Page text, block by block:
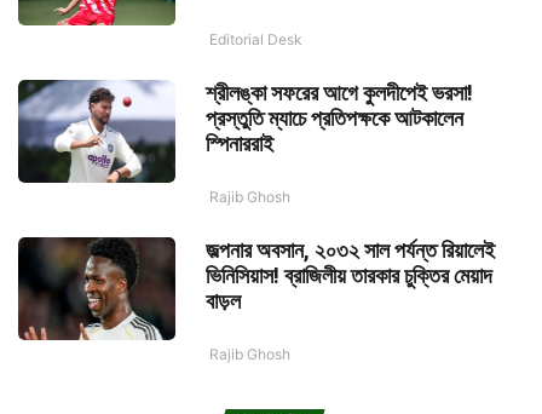
Editorial Desk
শ্রীলঙ্কা সফরের আগে কুলদীপেই ভরসা!
প্রস্তুতি ম্যাচে প্রতিপক্ষকে আটকালেন
স্পিনাররাই
Rajib Ghosh
জল্পনার অবসান, ২০৩২ সাল পর্যন্ত রিয়ালেই
ভিনিসিয়াস! ব্রাজিলীয় তারকার চুক্তির মেয়াদ
বাড়ল
Rajib Ghosh